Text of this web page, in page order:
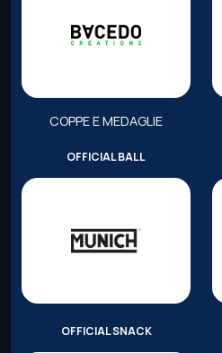
COPPE E MEDAGLIE
OFFICIAL BALL
OFFICIAL SNACK